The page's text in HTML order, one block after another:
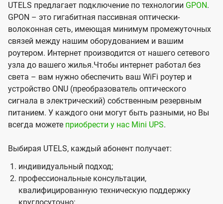
UTELS предлагает подключение по технологии GPON.
GPON – это гигабитная пассивная оптически-
волоконная сеть, имеющая минимум промежуточных
связей между нашим оборудованием и вашим
роутером. Интернет производится от нашего сетевого
узла до вашего жилья.Чтобы интернет работал без
света – вам нужно обеспечить ваш WiFi роутер и
устройство ONU (преобразователь оптического
сигнала в электрический) собственным резервным
питанием. У каждого они могут быть разными, но Вы
всегда можете приобрести у нас Mini UPS.
Выбирая UTELS, каждый абонент получает:
индивидуальный подход;
профессиональные консультации,
квалифицированную техническую поддержку